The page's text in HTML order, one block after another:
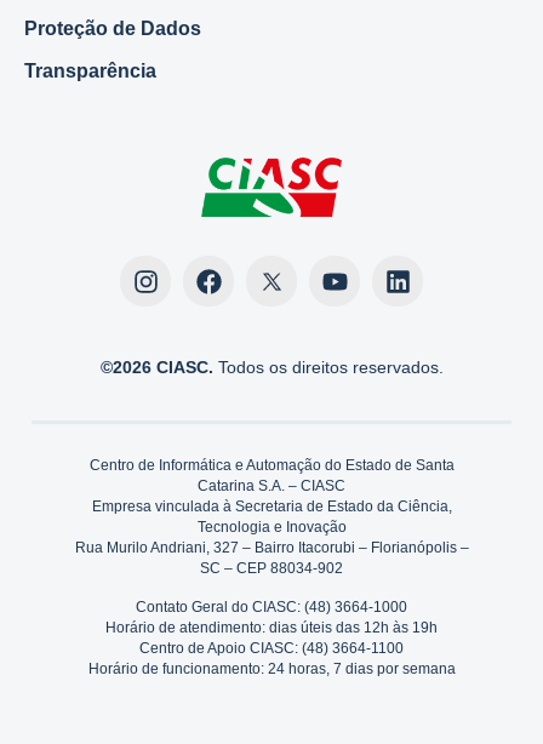
Proteção de Dados
Transparência
©2026 CIASC. Todos os direitos reservados.
Centro de Informática e Automação do Estado de Santa
Catarina S.A. – CIASC
Empresa vinculada à Secretaria de Estado da Ciência,
Tecnologia e Inovação
Rua Murilo Andriani, 327 – Bairro Itacorubi – Florianópolis –
SC – CEP 88034-902
Contato Geral do CIASC: (48) 3664-1000
Horário de atendimento: dias úteis das 12h às 19h
Centro de Apoio CIASC: (48) 3664-1100
Horário de funcionamento: 24 horas, 7 dias por semana